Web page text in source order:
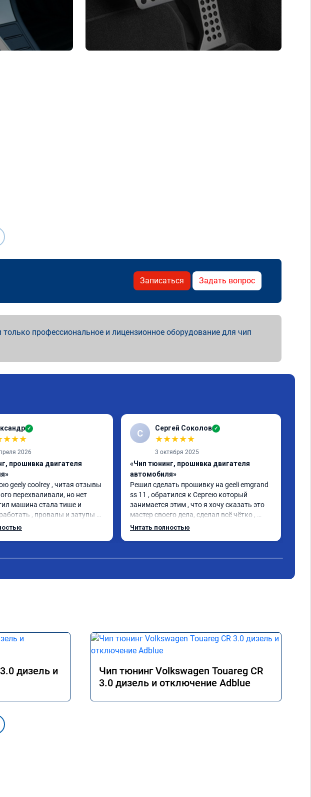
Записаться Задать вопрос
профессиональное и лицензионное оборудование для чип
✓
★★★
2026
прошивка двигателя
geely coolrey , читая отзывы
перехваливали, но нет
машина стала тише и
, провалы и затупы
не заметны , а динамика
С Сергей Соколов ✓
★★★★★
3 октября 2025
«Чип тюнинг, прошивка двигателя
автомобиля»
Решил сделать прошивку на geeli emgrand
ss 11 , обратился к Сергею который
занимается этим , что я хочу сказать это
мастер своего дела, сделал всё чётко ,
машину не узнать , рекомендую мастера
Читать полностью
дизель и
Чип тюнинг Volkswagen Touareg CR
3.0 дизель и отключение Adblue